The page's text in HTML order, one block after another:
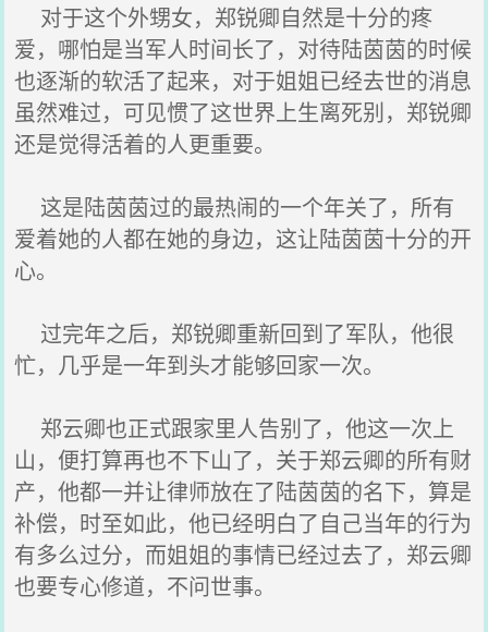
对于这个外甥女，郑锐卿自然是十分的疼
爱，哪怕是当军人时间长了，对待陆茵茵的时候
也逐渐的软活了起来，对于姐姐已经去世的消息
虽然难过，可见惯了这世界上生离死别，郑锐卿
还是觉得活着的人更重要。
这是陆茵茵过的最热闹的一个年关了，所有
爱着她的人都在她的身边，这让陆茵茵十分的开
心。
过完年之后，郑锐卿重新回到了军队，他很
忙，几乎是一年到头才能够回家一次。
郑云卿也正式跟家里人告别了，他这一次上
山，便打算再也不下山了，关于郑云卿的所有财
产，他都一并让律师放在了陆茵茵的名下，算是
补偿，时至如此，他已经明白了自己当年的行为
有多么过分，而姐姐的事情已经过去了，郑云卿
也要专心修道，不问世事。